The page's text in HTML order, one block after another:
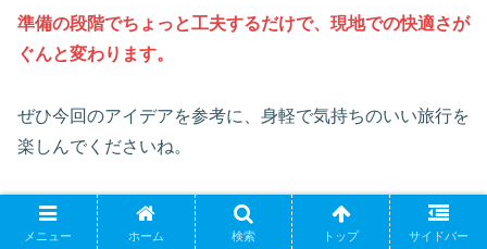
準備の段階でちょっと工夫するだけで、現地での快適さが
ぐんと変わります。
ぜひ今回のアイデアを参考に、身軽で気持ちのいい旅行を
楽しんでくださいね。
旅行全般
メニュー ホーム 検索 トップ サイドバー